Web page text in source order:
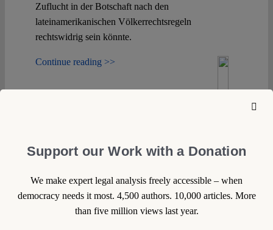
Zuflucht in der Botschaft nach den
lateinamerikanischen Völkerrechtsregeln
rechtswidrig sein könnte.
Continue reading >>
Support our Work with a Donation
We make expert legal analysis freely accessible – when
democracy needs it most. 4,500 authors. 10,000 articles. More
than five million views last year.